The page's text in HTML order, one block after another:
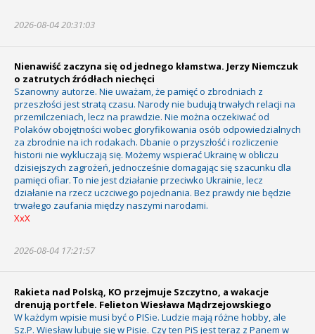
2026-08-04 20:31:03
Nienawiść zaczyna się od jednego kłamstwa. Jerzy Niemczuk
o zatrutych źródłach niechęci
Szanowny autorze. Nie uważam, że pamięć o zbrodniach z
przeszłości jest stratą czasu. Narody nie budują trwałych relacji na
przemilczeniach, lecz na prawdzie. Nie można oczekiwać od
Polaków obojętności wobec gloryfikowania osób odpowiedzialnych
za zbrodnie na ich rodakach. Dbanie o przyszłość i rozliczenie
historii nie wykluczają się. Możemy wspierać Ukrainę w obliczu
dzisiejszych zagrożeń, jednocześnie domagając się szacunku dla
pamięci ofiar. To nie jest działanie przeciwko Ukrainie, lecz
działanie na rzecz uczciwego pojednania. Bez prawdy nie będzie
trwałego zaufania między naszymi narodami.
XxX
2026-08-04 17:21:57
Rakieta nad Polską, KO przejmuje Szczytno, a wakacje
drenują portfele. Felieton Wiesława Mądrzejowskiego
W każdym wpisie musi być o PISie. Ludzie mają różne hobby, ale
Sz.P. Wiesław lubuje się w Pisie. Czy ten PiS jest teraz z Panem w